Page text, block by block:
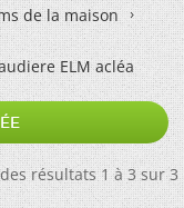
de la maison
ELM acléa
résultats 1 à 3 sur 3